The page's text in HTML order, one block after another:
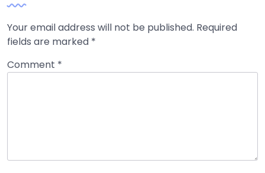
Your email address will not be published. Required
fields are marked *
Comment *